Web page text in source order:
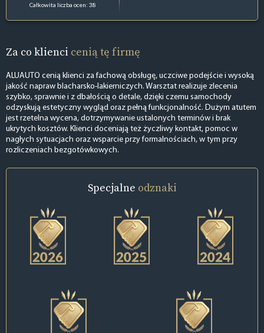
Całkowita liczba ocen: 38
Za co klienci cenią tę firmę
ALUAUTO cenią klienci za fachową obsługę, uczciwe podejście i wysoką
jakość napraw blacharsko-lakierniczych. Warsztat realizuje zlecenia
szybko, sprawnie i z dbałością o detale, dzięki czemu samochody
odzyskują estetyczny wygląd oraz pełną funkcjonalność. Dużym atutem
jest rzetelna wycena, dotrzymywanie ustalonych terminów i brak
ukrytych kosztów. Klienci doceniają też życzliwy kontakt, pomoc w
nagłych sytuacjach oraz wsparcie przy formalnościach, w tym przy
rozliczeniach bezgotówkowych.
Specjalne odznaki